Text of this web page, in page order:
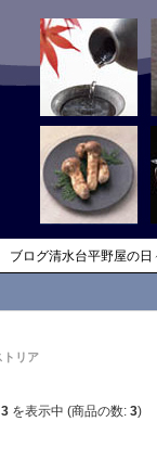
ブログ清水台平野屋の日
トリア
3 を表示中 (商品の数: 3)